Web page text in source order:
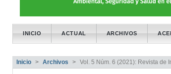
INICIO ACTUAL ARCHIVOS
Inicio Archivos Vol. 5 Núm. 6 (2021): Revista de